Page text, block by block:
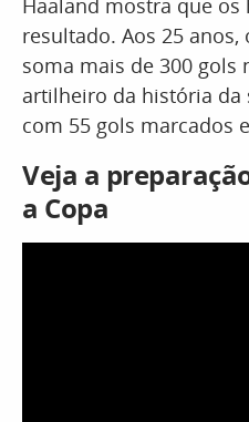
Haaland mostra que
resultado. Aos 25
soma mais de 300 gols
artilheiro da história da
com 55 gols marcados
Veja a
a Copa